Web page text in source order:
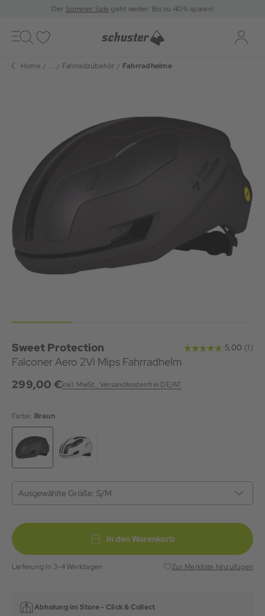
DerSommer Sale geht weiter: Bis zu 40% sparen!
Toggle
navigation
Home ... Fahrradzubehör Fahrradhelme
Sweet Protection
Falconer Aero 2Vi Mips Fahrradhelm
299,00 €inkl. MwSt., Versandkostenfrei DE/AT
Farbe: Braun
Ausgewählte Größe: S/M
In den Warenkorb
Lieferung in 3-4 Werktagen Zur Merkliste hinzufügen
Abholung im Store - Click & Collect